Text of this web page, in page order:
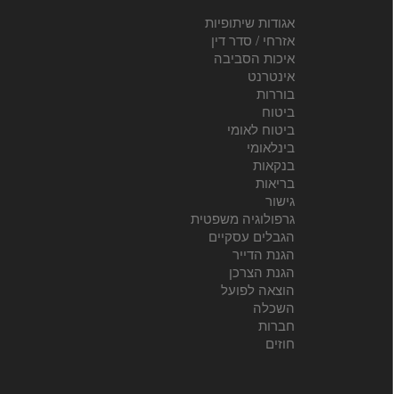
אגודות שיתופיות
אזרחי / סדר דין
איכות הסביבה
אינטרנט
בוררות
ביטוח
ביטוח לאומי
בינלאומי
בנקאות
בריאות
גישור
גרפולוגיה משפטית
הגבלים עסקיים
הגנת הדייר
הגנת הצרכן
הוצאה לפועל
השכלה
חברות
חוזים